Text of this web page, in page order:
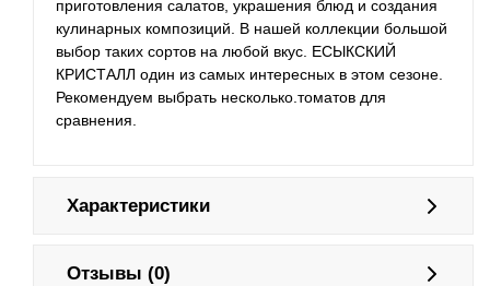
приготовления салатов, украшения блюд и создания
кулинарных композиций. В нашей коллекции большой
выбор таких сортов на любой вкус. ЕСЫКСКИЙ
КРИСТАЛЛ один из самых интересных в этом сезоне.
Рекомендуем выбрать несколько.томатов для
сравнения.
Характеристики
Отзывы (0)